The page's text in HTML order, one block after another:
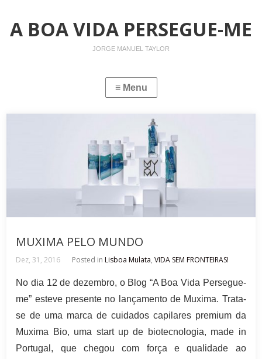
A BOA VIDA PERSEGUE-ME
JORGE MANUEL TAYLOR
MUXIMA PELO MUNDO
Dez, 31, 2016 Posted inLisboa Mulata,VIDA SEM FRONTEIRAS!
No dia 12 de dezembro, o Blog “A Boa Vida Persegue-
me” esteve presente no lançamento de Muxima. Trata-
se de uma marca de cuidados capilares premium da
Muxima Bio, uma start up de biotecnologia, made in
Portugal, que chegou com força e qualidade ao